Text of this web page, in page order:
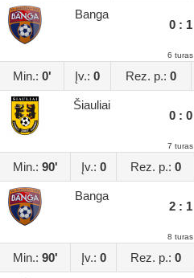
Banga
0 : 1
6 turas
Min.: 0' Įv.: 0 Rez. p.: 0
Šiauliai
0 : 0
7 turas
Min.: 90' Įv.: 0 Rez. p.: 0
Banga
2 : 1
8 turas
Min.: 90' Įv.: 0 Rez. p.: 0